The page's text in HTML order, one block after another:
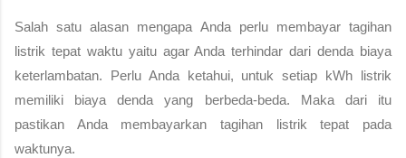
Salah satu alasan mengapa Anda perlu membayar tagihan
listrik tepat waktu yaitu agar Anda terhindar dari denda biaya
keterlambatan. Perlu Anda ketahui, untuk setiap kWh listrik
memiliki biaya denda yang berbeda-beda. Maka dari itu
pastikan Anda membayarkan tagihan listrik tepat pada
waktunya.